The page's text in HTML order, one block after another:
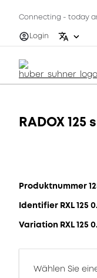
Connecting - today
Login
RADOX
Produktnummer
Identifier RXL 125
Variation RXL 125
Wählen Sie